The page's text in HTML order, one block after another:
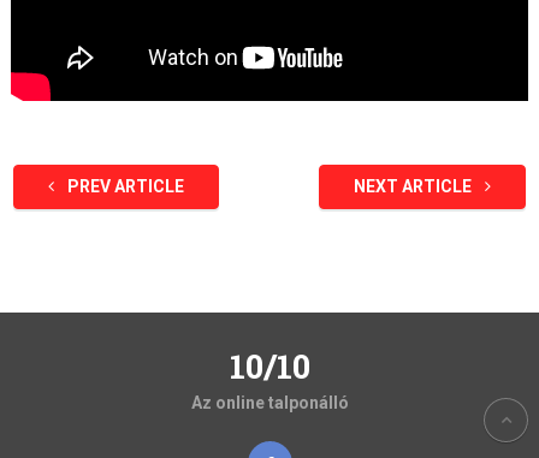
PREV ARTICLE NEXT ARTICLE
10/10
Az online talponálló